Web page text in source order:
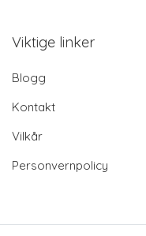
Viktige linker
Blogg
Kontakt
Vilkår
Personvernpolicy